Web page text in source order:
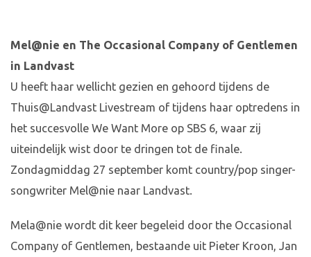
Mel@nie en The Occasional Company of Gentlemen
in Landvast
U heeft haar wellicht gezien en gehoord tijdens de
Thuis@Landvast Livestream of tijdens haar optredens in
het succesvolle We Want More op SBS 6, waar zij
uiteindelijk wist door te dringen tot de finale.
Zondagmiddag 27 september komt country/pop singer-
songwriter Mel@nie naar Landvast.
Mela@nie wordt dit keer begeleid door the Occasional
Company of Gentlemen, bestaande uit Pieter Kroon, Jan